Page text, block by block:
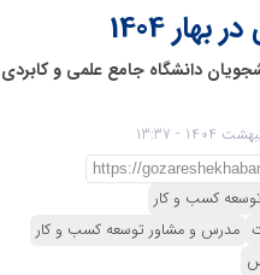
1404
دانشگاه جامع علمی و کابردی
کسب و کار
مدرس و مشاور توسعه کسب و کار